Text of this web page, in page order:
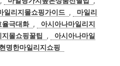
일리지몰쇼핑가이드 ,
마일리
율극대화 ,
아시아나마일리지
몰쇼핑꿀팁 ,
아시아나마일
현명한마일리지쇼핑